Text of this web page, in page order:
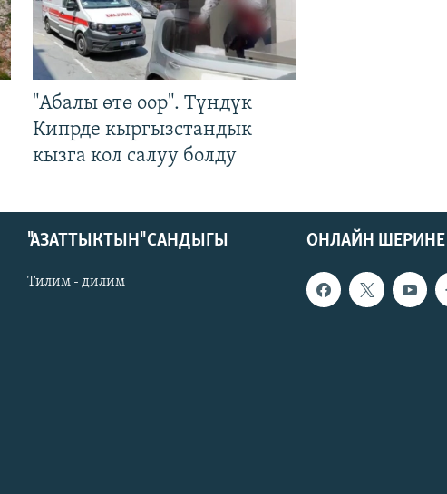
"Абалы өтө оор". Түндүк
Кипрде кыргызстандык
кызга кол салуу болду
ОНЛАЙН ШЕРИНЕ
"АЗАТТЫКТЫН" САНДЫГЫ
Тилим - дилим